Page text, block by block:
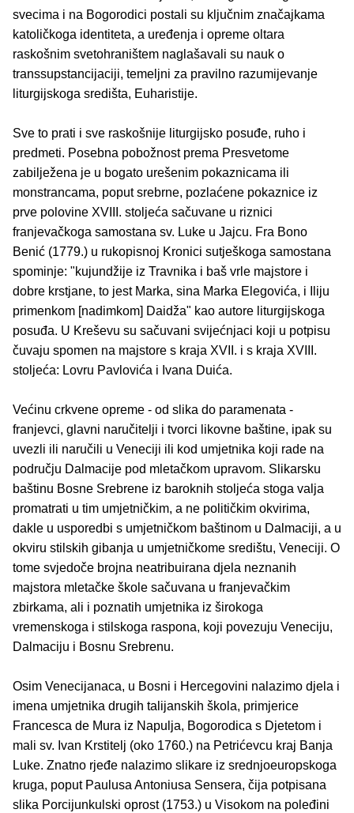
svecima i na Bogorodici postali su ključnim značajkama
katoličkoga identiteta, a uređenja i opreme oltara
raskošnim svetohraništem naglašavali su nauk o
transsupstancijaciji, temeljni za pravilno razumijevanje
liturgijskoga središta, Euharistije.
Sve to prati i sve raskošnije liturgijsko posuđe, ruho i
predmeti. Posebna pobožnost prema Presvetome
zabilježena je u bogato urešenim pokaznicama ili
monstrancama, poput srebrne, pozlaćene pokaznice iz
prve polovine XVIII. stoljeća sačuvane u riznici
franjevačkoga samostana sv. Luke u Jajcu. Fra Bono
Benić (1779.) u rukopisnoj Kronici sutješkoga samostana
spominje: "kujundžije iz Travnika i baš vrle majstore i
dobre krstjane, to jest Marka, sina Marka Elegovića, i Iliju
primenkom [nadimkom] Daidža" kao autore liturgijskoga
posuđa. U Kreševu su sačuvani svijećnjaci koji u potpisu
čuvaju spomen na majstore s kraja XVII. i s kraja XVIII.
stoljeća: Lovru Pavlovića i Ivana Duića.
Većinu crkvene opreme - od slika do paramenata -
franjevci, glavni naručitelji i tvorci likovne baštine, ipak su
uvezli ili naručili u Veneciji ili kod umjetnika koji rade na
području Dalmacije pod mletačkom upravom. Slikarsku
baštinu Bosne Srebrene iz baroknih stoljeća stoga valja
promatrati u tim umjetničkim, a ne političkim okvirima,
dakle u usporedbi s umjetničkom baštinom u Dalmaciji, a u
okviru stilskih gibanja u umjetničkome središtu, Veneciji. O
tome svjedoče brojna neatribuirana djela neznanih
majstora mletačke škole sačuvana u franjevačkim
zbirkama, ali i poznatih umjetnika iz širokoga
vremenskoga i stilskoga raspona, koji povezuju Veneciju,
Dalmaciju i Bosnu Srebrenu.
Osim Venecijanaca, u Bosni i Hercegovini nalazimo djela i
imena umjetnika drugih talijanskih škola, primjerice
Francesca de Mura iz Napulja, Bogorodica s Djetetom i
mali sv. Ivan Krstitelj (oko 1760.) na Petrićevcu kraj Banja
Luke. Znatno rjeđe nalazimo slikare iz srednjoeuropskoga
kruga, poput Paulusa Antoniusa Sensera, čija potpisana
slika Porcijunkulski oprost (1753.) u Visokom na poleđini